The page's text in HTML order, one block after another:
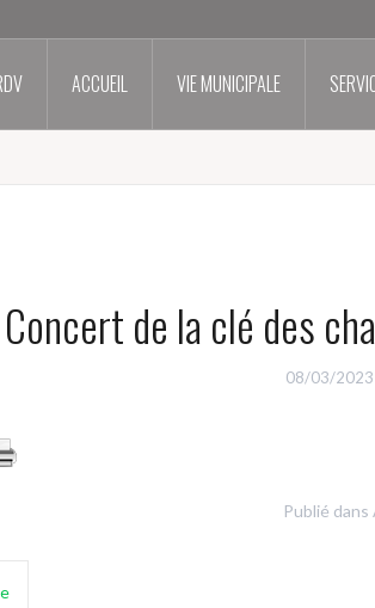
ACCUEIL VIE MUNICIPALE
Concert de la clé des
08/03/2023
Publié dans